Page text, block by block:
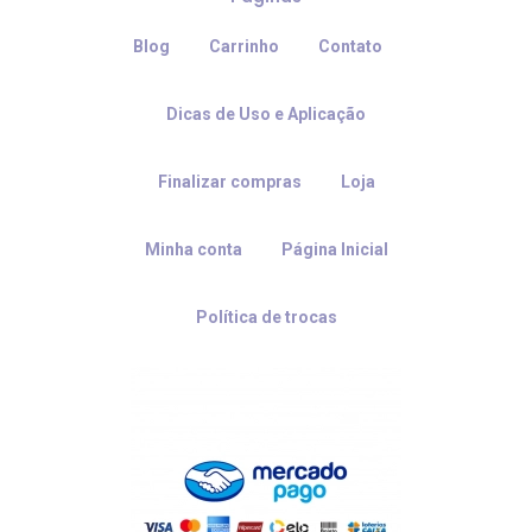
Blog Carrinho Contato
Dicas de Uso e Aplicação
Finalizar compras Loja
Minha conta Página Inicial
Política de trocas